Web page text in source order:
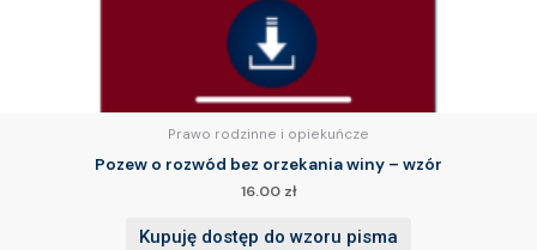
Prawo rodzinne i opiekuńcze
Pozew o rozwód bez orzekania winy – wzór
16.00 zł
Kupuję dostęp do wzoru pisma